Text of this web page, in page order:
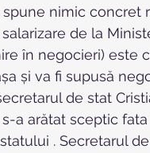
nimic concret
de la
în negocieri) este
și va fi supusă
de stat
a arătat sceptic
. Secretarul